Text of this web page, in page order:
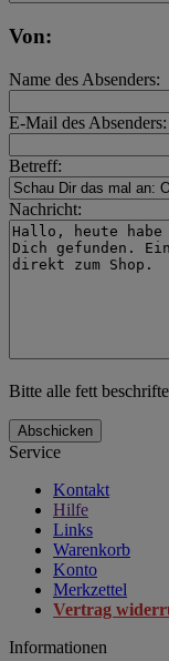
Von:
Name des Absenders:
E-Mail des Absenders:
Betreff:
Nachricht:
Bitte alle fett
Abschicken
Service
Kontakt
Hilfe
Links
Warenkorb
Konto
Merkzettel
Vertrag
Informationen